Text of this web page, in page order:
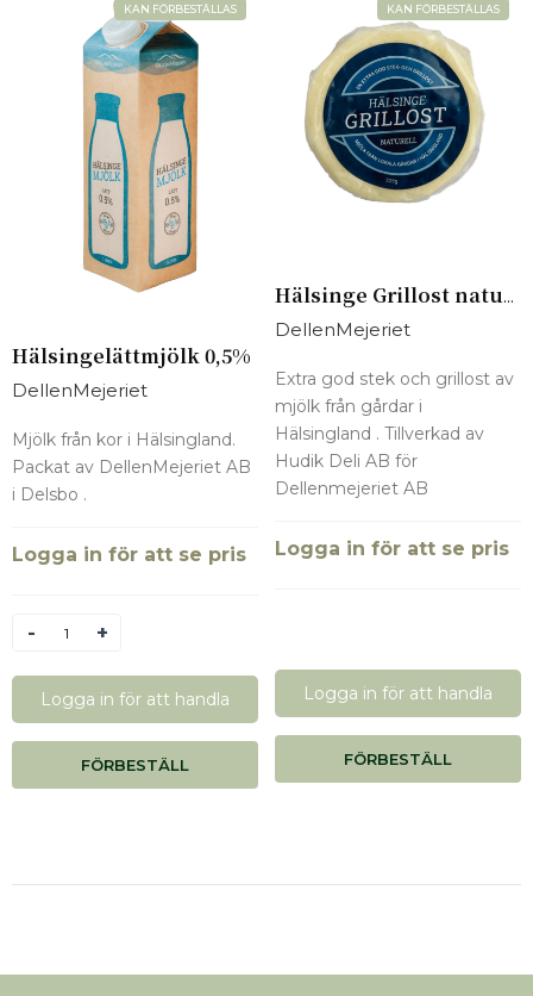
KAN FÖRBESTÄLLAS
Hälsingelättmjölk 0,5%
DellenMejeriet
Mjölk från kor i Hälsingland.
Packat av DellenMejeriet AB
i Delsbo .
Logga in för att se pris
Antal
Logga in för att handla
FÖRBESTÄLL
KAN FÖRBESTÄLLAS
Hälsinge Grillost naturell
DellenMejeriet
Extra god stek och grillost av
mjölk från gårdar i
Hälsingland . Tillverkad av
Hudik Deli AB för
Dellenmejeriet AB
Logga in för att se pris
Logga in för att handla
FÖRBESTÄLL